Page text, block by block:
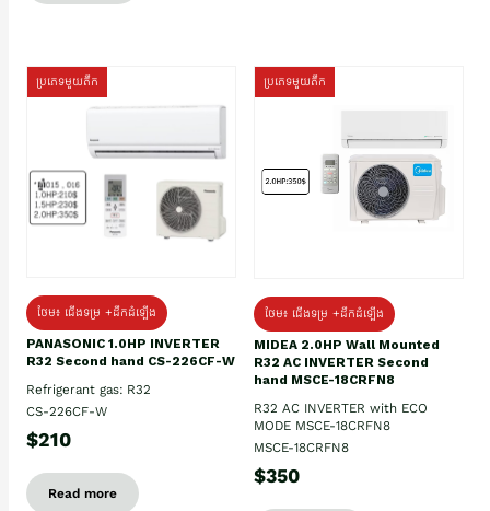
ប្រភេទមួយតឹក
ថែម៖ ជើងទម្រ +ដឹកដំឡើង
PANASONIC 1.0HP INVERTER
R32 Second hand CS-226CF-W
Refrigerant gas: R32
CS-226CF-W
$210
Read more
ប្រភេទមួយតឹក
ថែម៖ ជើងទម្រ +ដឹកដំឡើង
MIDEA 2.0HP Wall Mounted
R32 AC INVERTER Second
hand MSCE-18CRFN8
R32 AC INVERTER with ECO
MODE MSCE-18CRFN8
MSCE-18CRFN8
$350